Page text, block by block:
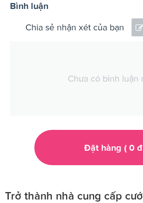
Bình luận
Chia sẻ nhận xét của bạn
Chưa có bình luận
Đặt hàng ( 0đ
Trở thành nhà cung cấp